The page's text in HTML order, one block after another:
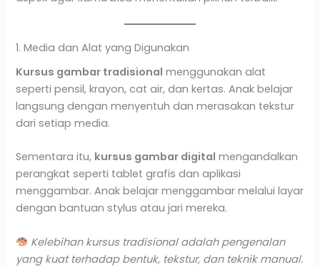
1. Media dan Alat yang Digunakan
Kursus gambar tradisional menggunakan alat
seperti pensil, krayon, cat air, dan kertas. Anak belajar
langsung dengan menyentuh dan merasakan tekstur
dari setiap media.
Sementara itu, kursus gambar digital mengandalkan
perangkat seperti tablet grafis dan aplikasi
menggambar. Anak belajar menggambar melalui layar
dengan bantuan stylus atau jari mereka.
Kelebihan kursus tradisional adalah pengenalan
yang kuat terhadap bentuk, tekstur, dan teknik manual.